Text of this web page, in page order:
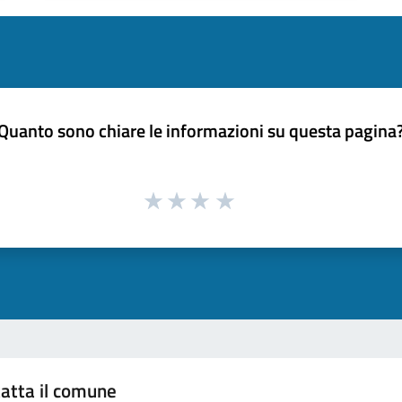
sono chiare le informazioni su questa
il comune